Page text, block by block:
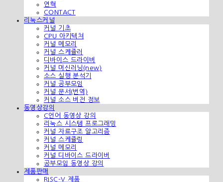
연혁
CONTACT
리눅스커널
커널 기초
CPU 아키텍쳐
커널 메모리
커널 스케쥴러
디바이스 드라이버
커널 머신러닝(new)
소스 실행 분석기
커널 공부모임
커널 문서(번역)
커널 소스 버전 정보
동영상강의
C언어 동영상 강의
리눅스 시스템 프로그래밍
커널 자료구조 알고리즘
커널 스케쥴링
커널 메모리
커널 디바이스 드라이버
공부모임 동영상 강의
제품판매
RISC-V 제품